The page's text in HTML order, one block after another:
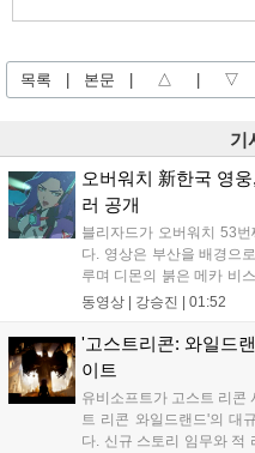
목록 본문 △ ▽
기
오버워치 新한국 영
러 공개
블리자드가 오버워치 53
다. 영상은 부산을 배경으
루며 디몬의 붉은 메카 비
플레이 영상 공개를 시작
론의 대립이 본격화될 전망
동영상 | 강승진 01:52
'고스트리콘: 와일드
이트
유비소프트가 고스트 리콘
트 리콘 와일드랜드'의 대
다. 신규 스토리 임무와 적